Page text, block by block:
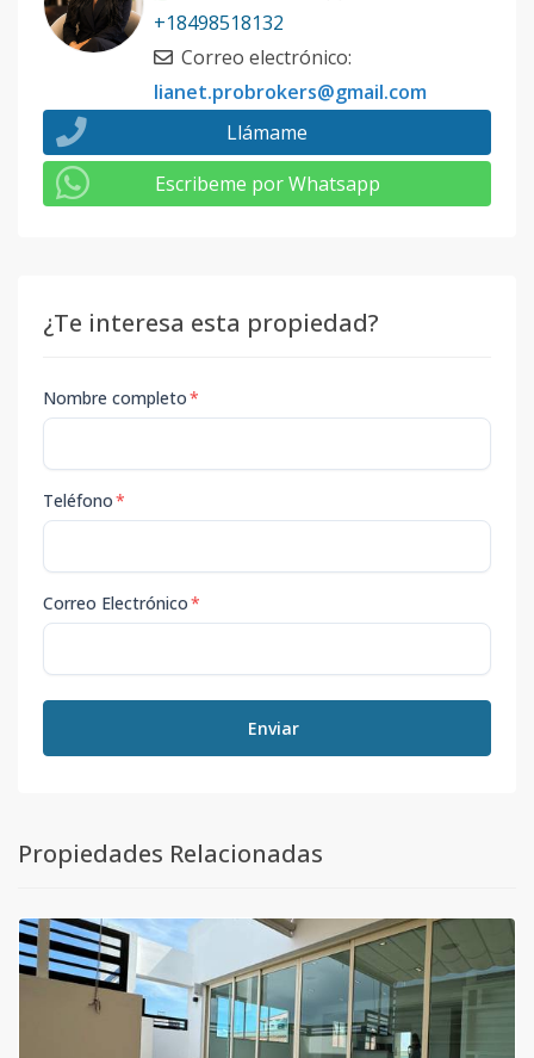
+18498518132
Correo electrónico:
lianet.probrokers@gmail.com
Llámame
Escribeme por Whatsapp
¿Te interesa esta propiedad?
Nombre completo*
Teléfono*
Correo Electrónico*
Enviar
Propiedades Relacionadas